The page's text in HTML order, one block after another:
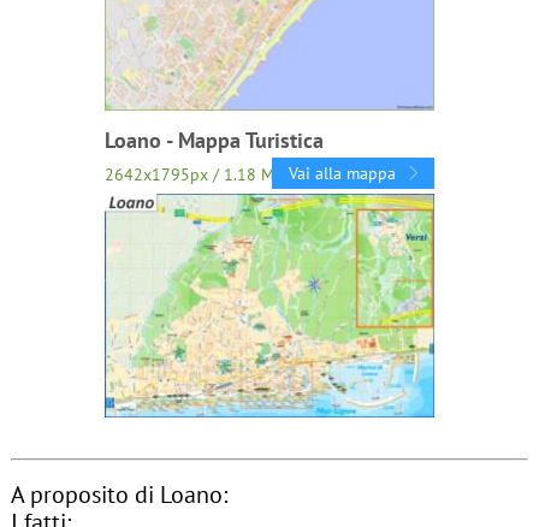
Loano - Mappa Turistica
2642x1795px / 1.18 Mb Vai alla mappa
A proposito di Loano: